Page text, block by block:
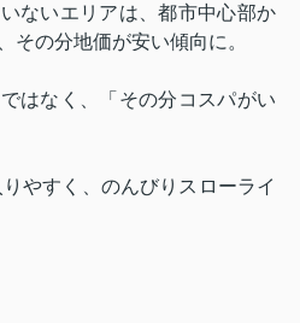
ないエリアは、都市中心部か
その分地価が安い傾向に。
はなく、「その分コスパがい
やすく、のんびりスローライ